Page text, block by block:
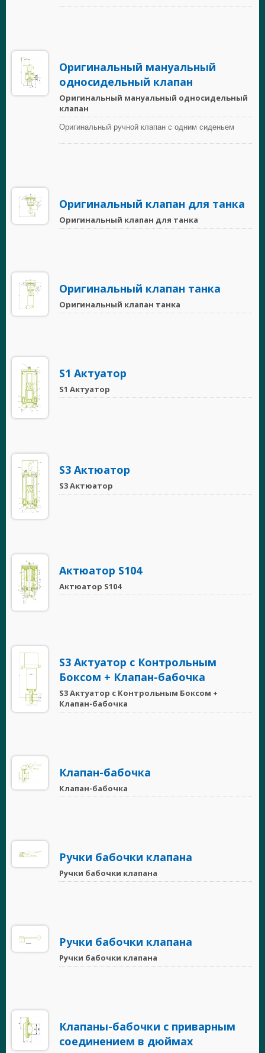
Оригинальный мануальный
односидельный клапан
Оригинальный мануальный односидельный
клапан
Оригинальный ручной клапан с одним сиденьем
Оригинальный клапан для танка
Оригинальный клапан для танка
Оригинальный клапан танка
Оригинальный клапан танка
S1 Актуатор
S1 Актуатор
S3 Актюатор
S3 Актюатор
Актюатор S104
Актюатор S104
S3 Актуатор с Контрольным
Боксом + Клапан-бабочка
S3 Актуатор с Контрольным Боксом +
Клапан-бабочка
Клапан-бабочка
Клапан-бабочка
Ручки бабочки клапана
Ручки бабочки клапана
Ручки бабочки клапана
Ручки бабочки клапана
Клапаны-бабочки с приварным
соединением в дюймах